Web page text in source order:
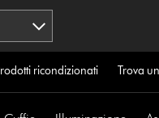
ricondizionati Trova